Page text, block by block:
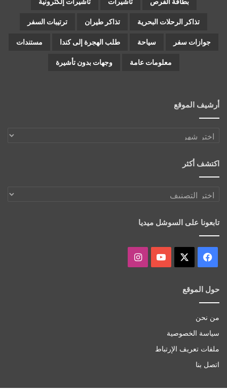
تذاكر الرحلات البحرية تذاكر طيران ترتيبات السفر
جوازات سفر سياحة طلب الهجرة إلى كندا مستندات
معلومات عامة وجهات بدون تأشيرة
أرشيف الموقع
أرشيف
اكتشف أكثر
اكتشف
تابعونا على السوشل ميديا
فيسبوك ‫YouTubeانستقرام
حول الموقع
من نحن
سياسة الخصوصية
ملفات تعريف الإرتباط
اتصل بنا